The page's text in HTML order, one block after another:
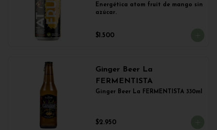
Energética atom fruit de mango sin
azúcar.
$1.500
Ginger Beer La
FERMENTISTA
Ginger Beer La FERMENTISTA 330ml
$2.950